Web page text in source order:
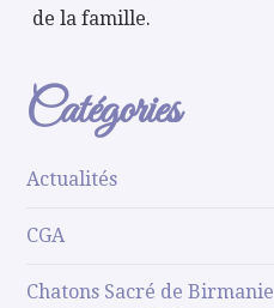
de la famille.
Catégories
Actualités
CGA
Chatons Sacré de Birmanie